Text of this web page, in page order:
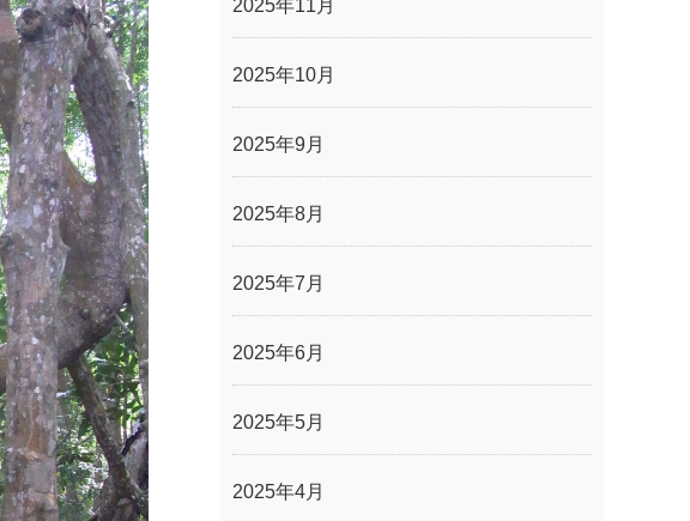
2025年11月
2025年10月
2025年9月
2025年8月
2025年7月
2025年6月
2025年5月
2025年4月